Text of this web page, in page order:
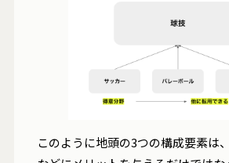
このように地頭の3つの構成要素は